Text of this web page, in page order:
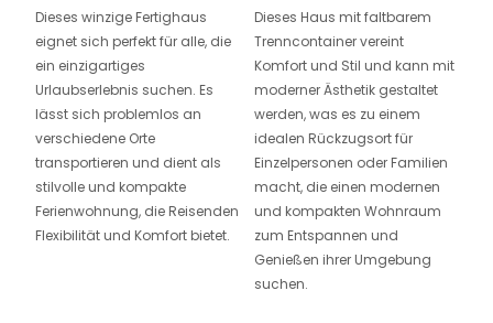
Dieses winzige Fertighaus
eignet sich perfekt für alle, die
ein einzigartiges
Urlaubserlebnis suchen. Es
lässt sich problemlos an
verschiedene Orte
transportieren und dient als
stilvolle und kompakte
Ferienwohnung, die Reisenden
Flexibilität und Komfort bietet.
Dieses Haus mit faltbarem
Trenncontainer vereint
Komfort und Stil und kann mit
moderner Ästhetik gestaltet
werden, was es zu einem
idealen Rückzugsort für
Einzelpersonen oder Familien
macht, die einen modernen
und kompakten Wohnraum
zum Entspannen und
Genießen ihrer Umgebung
suchen.